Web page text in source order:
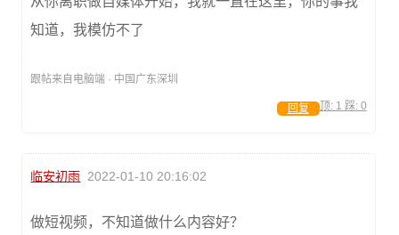
知道，我模仿不了
跟帖来自电脑端 · 中国广东深圳
顶: 1 踩: 0
回复
临安初雨 2022-01-10 20:16:02
做短视频，不知道做什么内容好？